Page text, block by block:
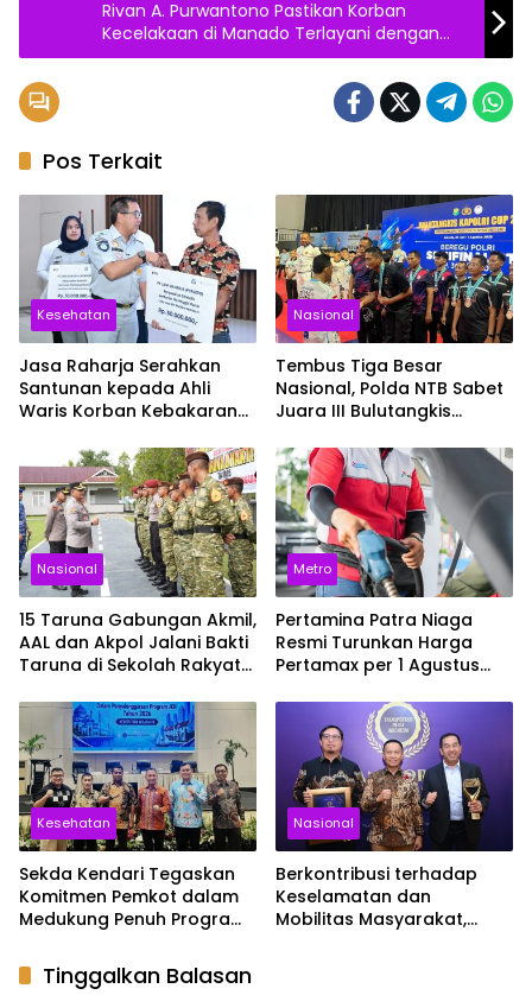
Rivan A. Purwantono Pastikan Korban
Kecelakaan di Manado Terlayani dengan
Baik
Pos Terkait
Kesehatan
Jasa Raharja Serahkan
Santunan kepada Ahli
Waris Korban Kebakaran
Nasional
Tembus Tiga Besar
Nasional, Polda NTB Sabet
Juara III Bulutangkis
Nasional
15 Taruna Gabungan Akmil,
AAL dan Akpol Jalani Bakti
Taruna di Sekolah Rakyat
Metro
Pertamina Patra Niaga
Resmi Turunkan Harga
Pertamax per 1 Agustus
Sekarang
Kesehatan
Sekda Kendari Tegaskan
Komitmen Pemkot dalam
Medukung Penuh Program
Nasional
Berkontribusi terhadap
Keselamatan dan
Mobilitas Masyarakat,
Tinggalkan Balasan